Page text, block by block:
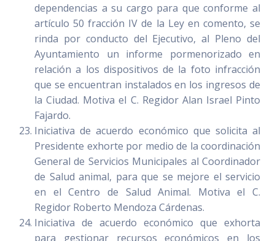
dependencias a su cargo para que conforme al
artículo 50 fracción IV de la Ley en comento, se
rinda por conducto del Ejecutivo, al Pleno del
Ayuntamiento un informe pormenorizado en
relación a los dispositivos de la foto infracción
que se encuentran instalados en los ingresos de
la Ciudad. Motiva el C. Regidor Alan Israel Pinto
Fajardo.
Iniciativa de acuerdo económico que solicita al
Presidente exhorte por medio de la coordinación
General de Servicios Municipales al Coordinador
de Salud animal, para que se mejore el servicio
en el Centro de Salud Animal. Motiva el C.
Regidor Roberto Mendoza Cárdenas.
Iniciativa de acuerdo económico que exhorta
para gestionar recursos económicos en los